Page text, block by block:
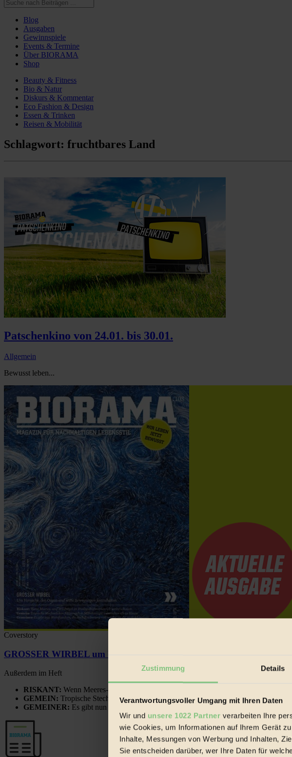
Zustimmung Details
Verantwortungsvoller Umgang mit Ihren Daten
Wir und unsere 1022 Partner verarbeiten Ihre
wie Cookies, um Informationen auf Ihrem Gerät
Inhalte, Messungen von Werbung und Inhalten,
Sie entscheiden darüber, wer Ihre Daten für
Blog
Ausgaben
Gewinnspiele
Events & Termine
Über BIORAMA
Shop
Beauty & Fitness
Bio & Natur
Diskurs & Kommentar
Eco Fashion & Design
Essen & Trinken
Reisen & Mobilität
Schlagwort: fruchtbares Land
Patschenkino von 24.01. bis 30.01.
Allgemein
Bewusst leben...
Coverstory
GROSSER WIRBEL um Versuche, den Ozean und seine Bewegungen
Außerdem im Heft
RISKANT: Wenn Meeres- und Wildvögel im Freilandhühnerbetrieb vorbeischauen.
GEMEIN: Tropische Stechmücken fühlen sich in Mitteleuropa inziwschen oft zu
GEMEINER: Es gibt nun Weinflaschen, die nach Entleerung voll wieder zu dir